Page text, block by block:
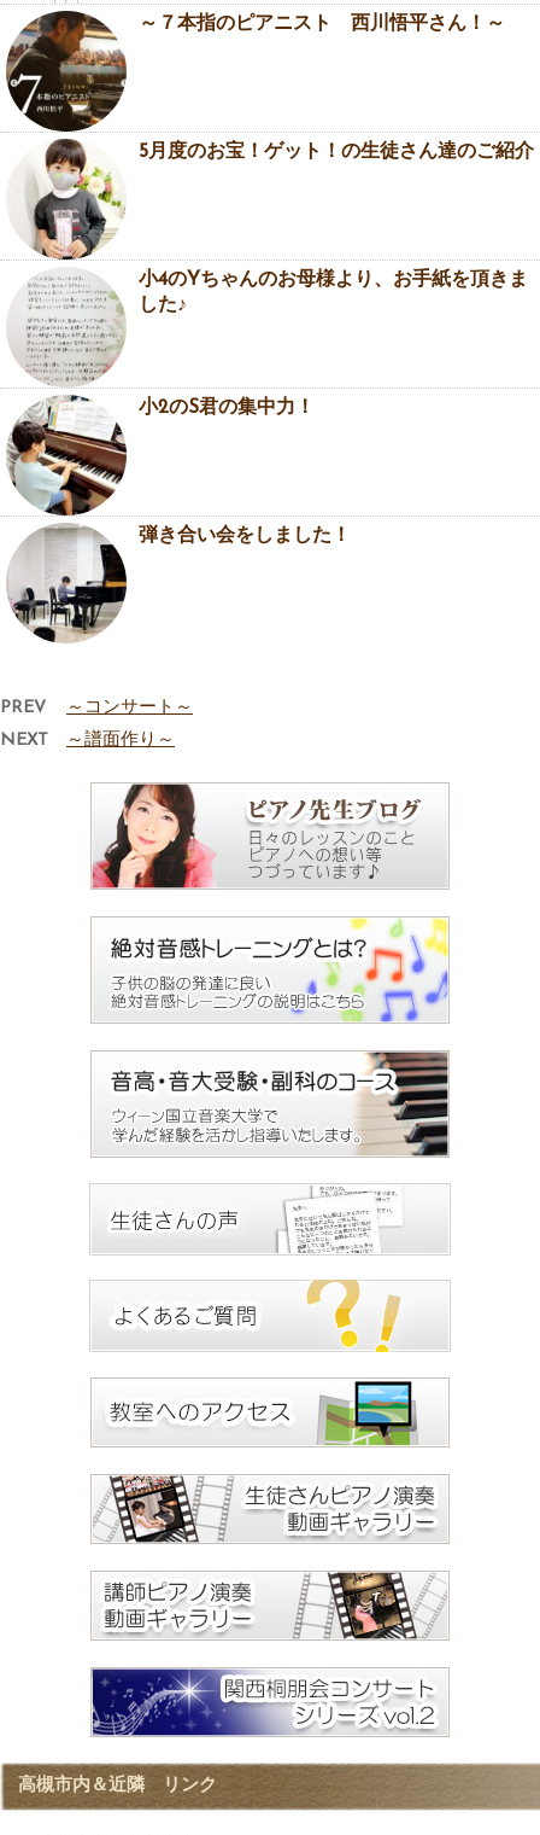
～７本指のピアニスト 西川悟平さん！～
5月度のお宝！ゲット！の生徒さん達のご紹介
小4のYちゃんのお母様より、お手紙を頂きま
した♪
小2のS君の集中力！
弾き合い会をしました！
PREV
～コンサート～
NEXT
～譜面作り～
高槻市内＆近隣 リンク